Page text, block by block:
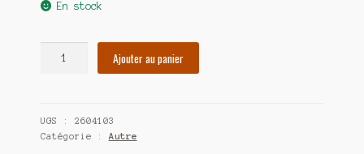
En stock
bougie)
Ajouter au panier
UGS : 2604103
Catégorie : Autre